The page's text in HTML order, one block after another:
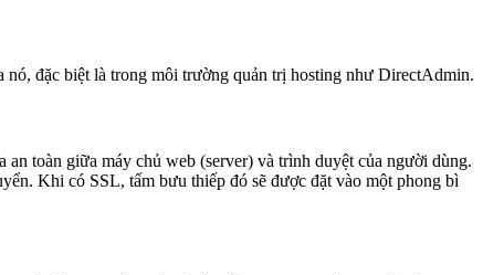
nó, đặc biệt là trong môi trường quản trị hosting như DirectAdmin.
toàn giữa máy chủ web (server) và trình duyệt của người dùng.
Khi có SSL, tấm bưu thiếp đó sẽ được đặt vào một phong bì